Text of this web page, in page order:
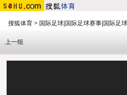
搜狐体育 > 国际足球|国际足球赛事|国际足
上一组